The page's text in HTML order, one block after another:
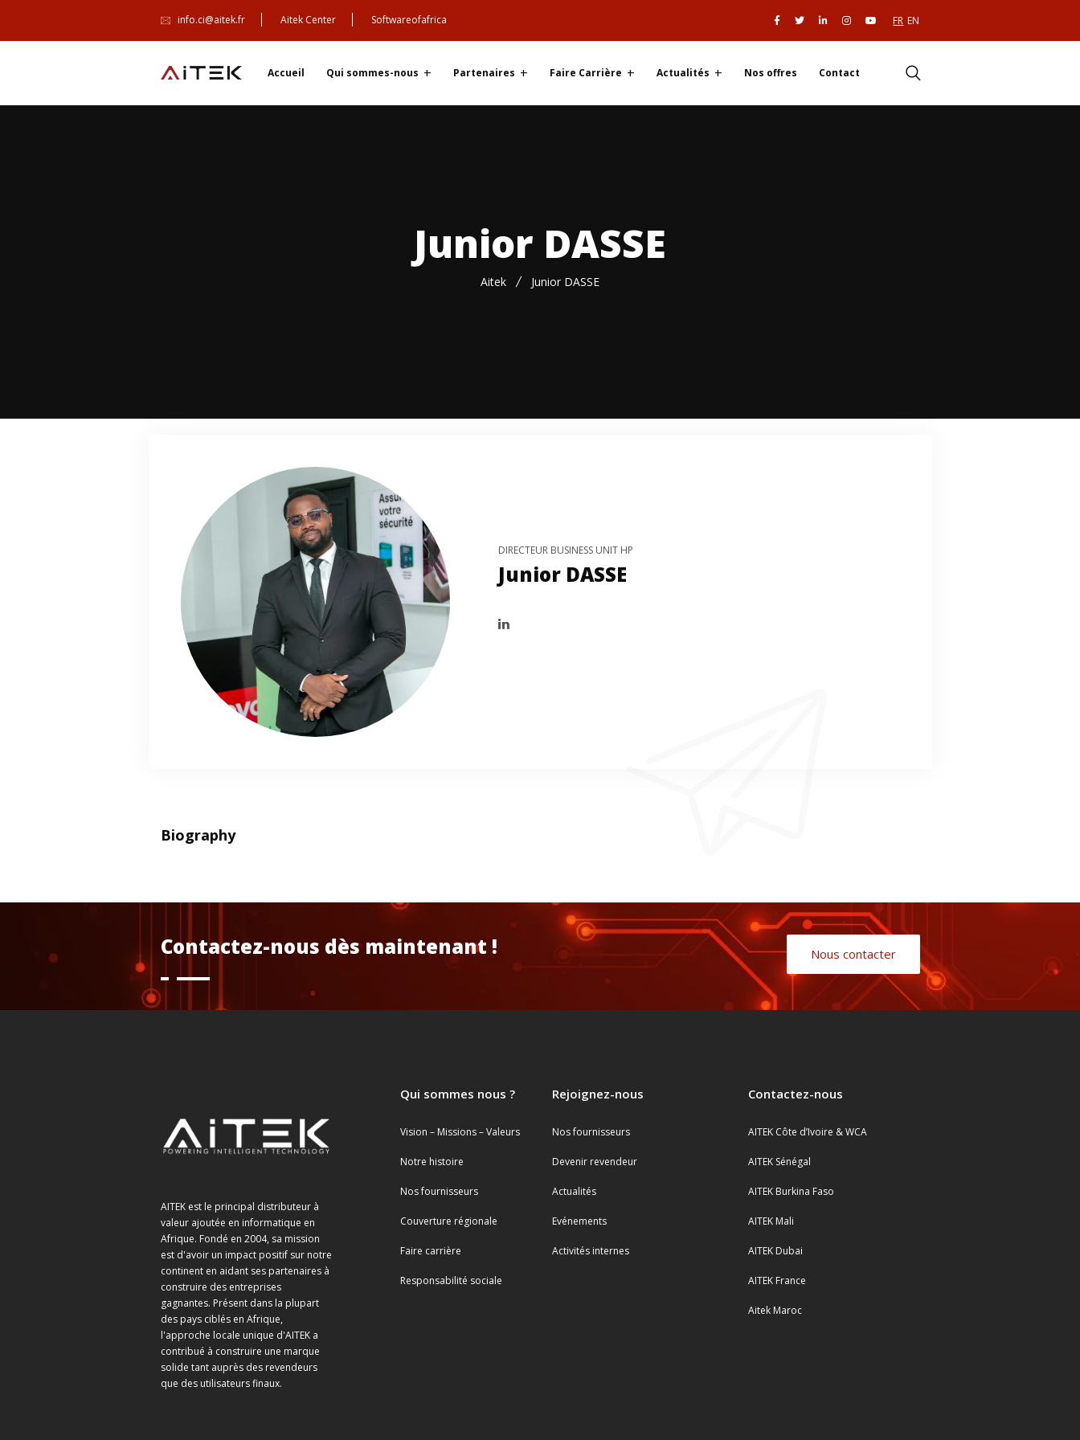
info.ci@aitek.fr Aitek Center Softwareofafrica FR EN
Accueil Qui sommes-nous Partenaires Faire Carrière Actualités Nos offres Contact
Junior DASSE
Aitek Junior DASSE
DIRECTEUR BUSINESS UNIT HP
Junior DASSE
Biography
Contactez-nous dès maintenant ! Nous contacter
AITEK est le principal distributeur à
valeur ajoutée en informatique en
Afrique. Fondé en 2004, sa mission
est d'avoir un impact positif sur notre
continent en aidant ses partenaires à
construire des entreprises
gagnantes. Présent dans la plupart
des pays ciblés en Afrique,
l'approche locale unique d'AITEK a
contribué à construire une marque
solide tant auprès des revendeurs
que des utilisateurs finaux.
Qui sommes nous ?
Vision – Missions – Valeurs
Notre histoire
Nos fournisseurs
Couverture régionale
Faire carrière
Responsabilité sociale
Rejoignez-nous
Nos fournisseurs
Devenir revendeur
Actualités
Evénements
Activités internes
Contactez-nous
AITEK Côte d’Ivoire & WCA
AITEK Sénégal
AITEK Burkina Faso
AITEK Mali
AITEK Dubai
AITEK France
Aitek Maroc